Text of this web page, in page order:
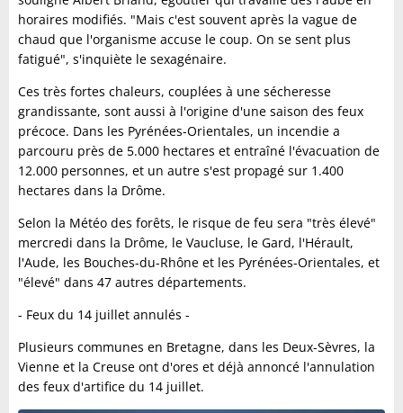
horaires modifiés. "Mais c'est souvent après la vague de
chaud que l'organisme accuse le coup. On se sent plus
fatigué", s'inquiète le sexagénaire.
Ces très fortes chaleurs, couplées à une sécheresse
grandissante, sont aussi à l'origine d'une saison des feux
précoce. Dans les Pyrénées-Orientales, un incendie a
parcouru près de 5.000 hectares et entraîné l'évacuation de
12.000 personnes, et un autre s'est propagé sur 1.400
hectares dans la Drôme.
Selon la Météo des forêts, le risque de feu sera "très élevé"
mercredi dans la Drôme, le Vaucluse, le Gard, l'Hérault,
l'Aude, les Bouches-du-Rhône et les Pyrénées-Orientales, et
"élevé" dans 47 autres départements.
- Feux du 14 juillet annulés -
Plusieurs communes en Bretagne, dans les Deux-Sèvres, la
Vienne et la Creuse ont d'ores et déjà annoncé l'annulation
des feux d'artifice du 14 juillet.